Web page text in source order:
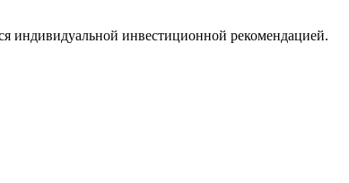
индивидуальной инвестиционной рекомендацией.